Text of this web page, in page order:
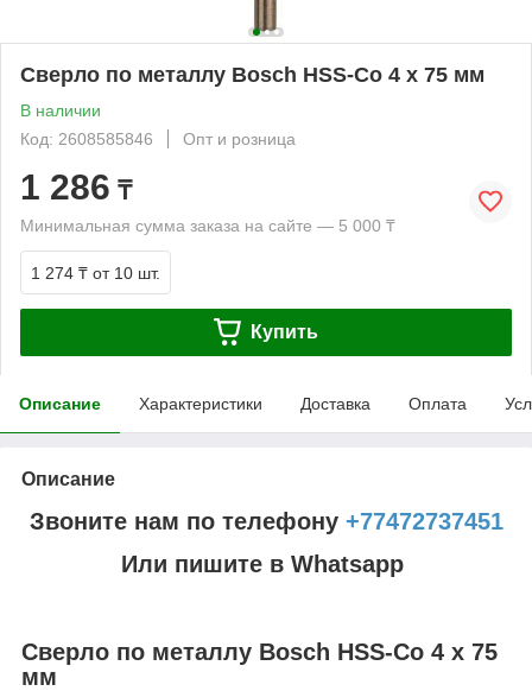
Сверло по металлу Bosch HSS-Co 4 x 75 мм
В наличии
Код: 2608585846
Опт и розница
1 286 ₸
Минимальная сумма заказа на сайте — 5 000 ₸
1 274 ₸ от 10 шт.
Купить
Описание Характеристики Доставка Оплата
Описание
Звоните нам по телефону +77472737451
Или пишите в Whatsapp
Сверло по металлу Bosch HSS-Co 4 x 75
мм